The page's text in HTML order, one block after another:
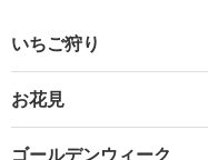
いちご狩り
お花見
ゴールデンウィーク